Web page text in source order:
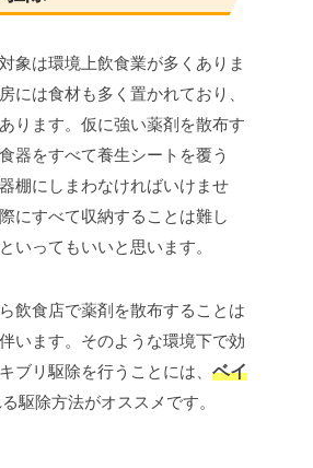
象は環境上飲食業が多くありま
には食材も多く置かれており、
ります。仮に強い薬剤を散布す
器をすべて養生シートを覆う
棚にしまわなければいけませ
にすべて収納することは難し
いってもいいと思います。
飲食店で薬剤を散布することは
います。そのような環境下で効
ブリ駆除を行うことには、 ベイ
駆除方法がオススメです。